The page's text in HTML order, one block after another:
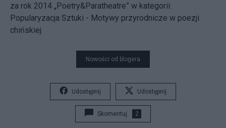
za rok 2014 „Poetry&Paratheatre” w kategorii:
Popularyzacja Sztuki - Motywy przyrodnicze w poezji
chińskiej
Nowości od blogera
Udostępnij Udostępnij
Skomentuj 2